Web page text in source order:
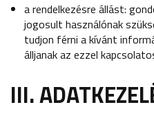
a rendelkezésre állást:
jogosult használónak
tudjon férni a kívánt
álljanak az ezzel
III.